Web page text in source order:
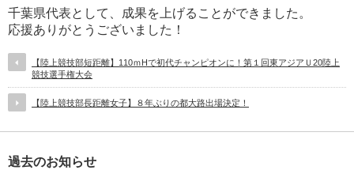
千葉県代表として、成果を上げることができました。
応援ありがとうございました！
【陸上競技部短距離】110ｍHで初代チャンピオンに！第１回東アジアＵ20陸上
競技選手権大会
【陸上競技部長距離女子】８年ぶりの都大路出場決定！
過去のお知らせ